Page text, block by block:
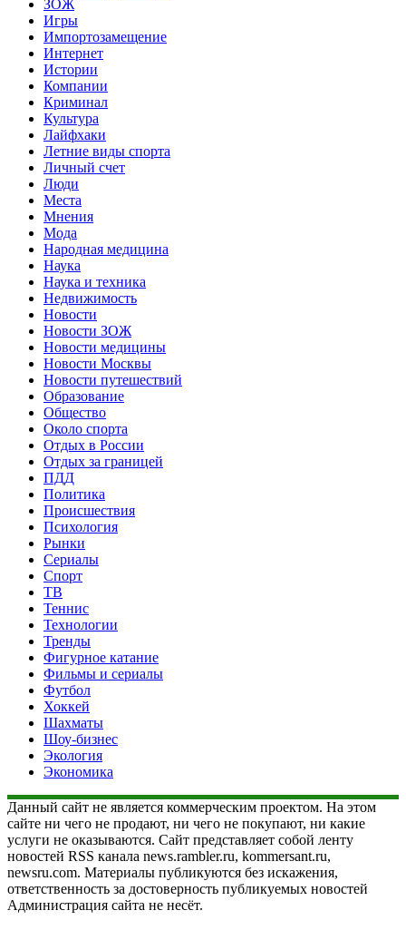
ЗОЖ
Игры
Импортозамещение
Интернет
Истории
Компании
Криминал
Культура
Лайфхаки
Летние виды спорта
Личный счет
Люди
Места
Мнения
Мода
Народная медицина
Наука
Наука и техника
Недвижимость
Новости
Новости ЗОЖ
Новости медицины
Новости Москвы
Новости путешествий
Образование
Общество
Около спорта
Отдых в России
Отдых за границей
ПДД
Политика
Происшествия
Психология
Рынки
Сериалы
Спорт
ТВ
Теннис
Технологии
Тренды
Фигурное катание
Фильмы и сериалы
Футбол
Хоккей
Шахматы
Шоу-бизнес
Экология
Экономика
Данный сайт не является коммерческим проектом. На этом
сайте ни чего не продают, ни чего не покупают, ни какие
услуги не оказываются. Сайт представляет собой ленту
новостей RSS канала news.rambler.ru, kommersant.ru,
newsru.com. Материалы публикуются без искажения,
ответственность за достоверность публикуемых новостей
Администрация сайта не несёт.